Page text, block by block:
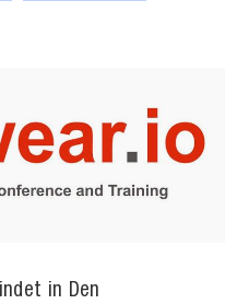
in Den